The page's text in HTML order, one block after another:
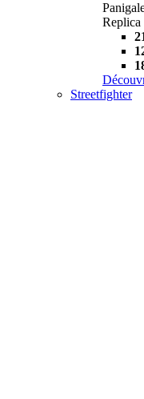
Replica
Streetfighter